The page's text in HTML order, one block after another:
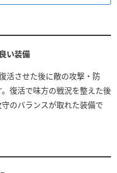
い装備
活させた後に敵の攻撃・防
復活で味方の戦況を整えた後
のバランスが取れた装備で